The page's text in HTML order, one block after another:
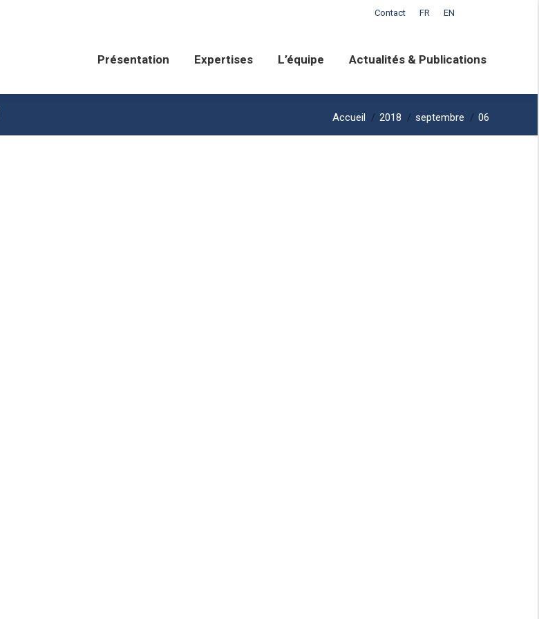
Contact FR EN
Présentation Expertises L’équipe Actualités & Publications
Vous êtes ici :
Accueil 2018 septembre 06